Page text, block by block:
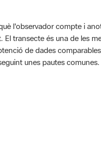
l'observador compte i
El transecte és una de les
de dades
unes pautes comunes.
de les valoracions és de 0